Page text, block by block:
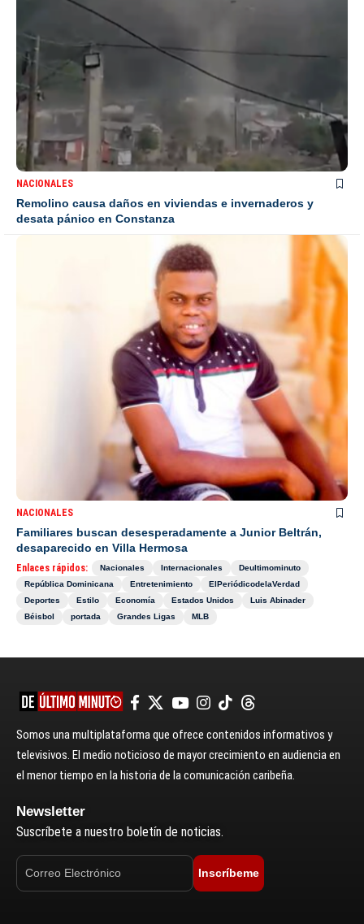
NACIONALES
Remolino causa daños en viviendas e invernaderos y
desata pánico en Constanza
NACIONALES
Familiares buscan desesperadamente a Junior Beltrán,
desaparecido en Villa Hermosa
Enlaces rápidos: Nacionales Internacionales
Deultimominuto
República Dominicana
Entretenimiento
ElPeriódicodelaVerdad
Deportes
Estilo Economía Estados Unidos
Luis Abinader
Béisbol
portada Grandes Ligas MLB
Somos una multiplataforma que ofrece contenidos informativos y
televisivos. El medio noticioso de mayor crecimiento en audiencia en
el menor tiempo en la historia de la comunicación caribeña.
Newsletter
Suscríbete a nuestro boletín de noticias.
Inscríbeme